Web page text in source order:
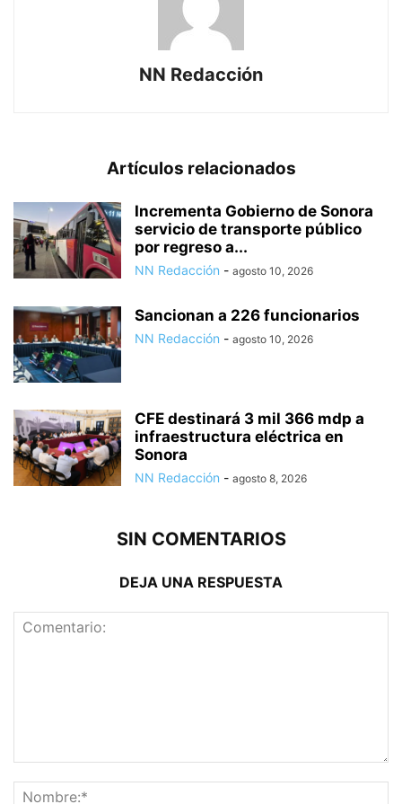
NN Redacción
Artículos relacionados
Incrementa Gobierno de Sonora
servicio de transporte público
por regreso a...
NN Redacción - agosto 10, 2026
Sancionan a 226 funcionarios
NN Redacción - agosto 10, 2026
CFE destinará 3 mil 366 mdp a
infraestructura eléctrica en
Sonora
NN Redacción - agosto 8, 2026
SIN COMENTARIOS
DEJA UNA RESPUESTA